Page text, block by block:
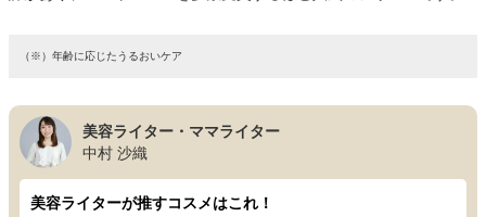
（※）年齢に応じたうるおいケア
美容ライター・ママライター
中村 沙織
美容ライターが推すコスメはこれ！